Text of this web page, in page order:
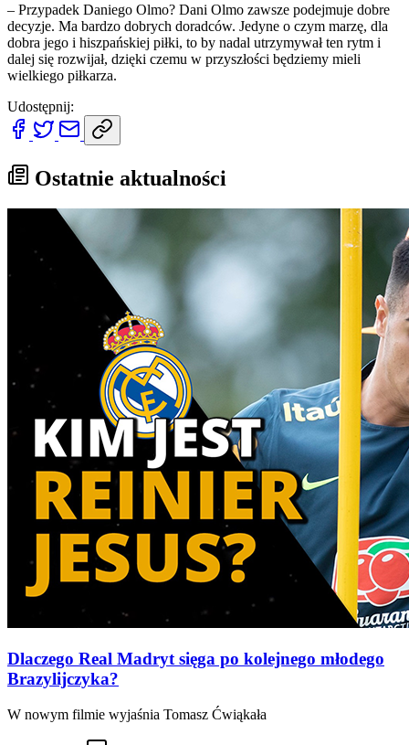
– Przypadek Daniego Olmo? Dani Olmo zawsze podejmuje dobre
decyzje. Ma bardzo dobrych doradców. Jedyne o czym marzę, dla
dobra jego i hiszpańskiej piłki, to by nadal utrzymywał ten rytm i
dalej się rozwijał, dzięki czemu w przyszłości będziemy mieli
wielkiego piłkarza.
Udostępnij:
Ostatnie aktualności
Dlaczego Real Madryt sięga po kolejnego młodego
Brazylijczyka?
W nowym filmie wyjaśnia Tomasz Ćwiąkała